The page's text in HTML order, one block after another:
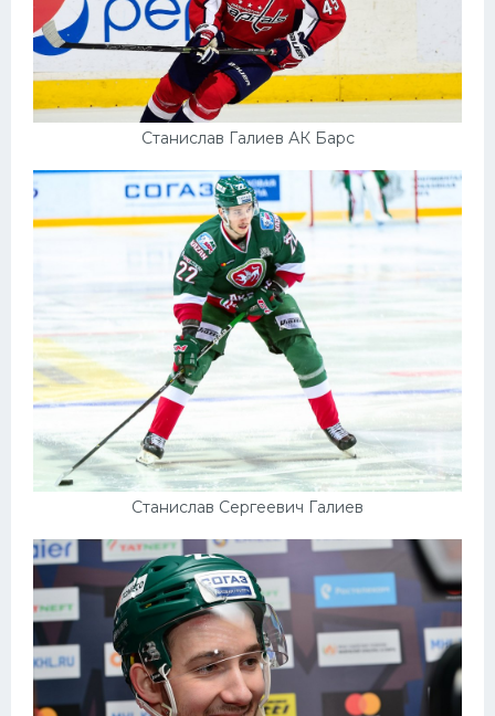
Станислав Галиев АК Барс
Станислав Сергеевич Галиев